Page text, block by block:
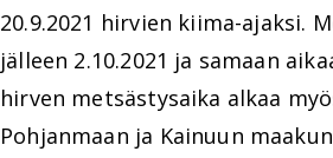
20.9.2021 hirvien kiima-ajaksi.
jälleen 2.10.2021 ja samaan
hirven metsästysaika alkaa
Pohjanmaan ja Kainuun